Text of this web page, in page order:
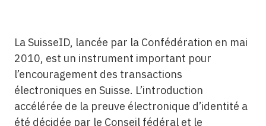
La SuisseID, lancée par la Confédération en mai
2010, est un instrument important pour
l’encouragement des transactions
électroniques en Suisse. L’introduction
accélérée de la preuve électronique d’identité a
été décidée par le Conseil fédéral et le